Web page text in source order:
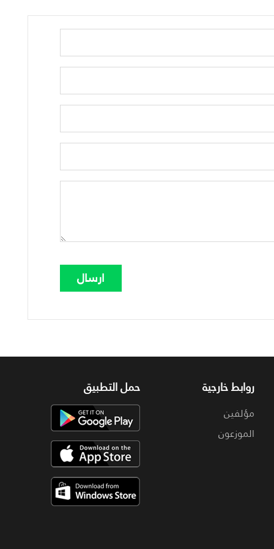
روابط خارجية
مؤلفين
الموزعون
حمل التطبيق